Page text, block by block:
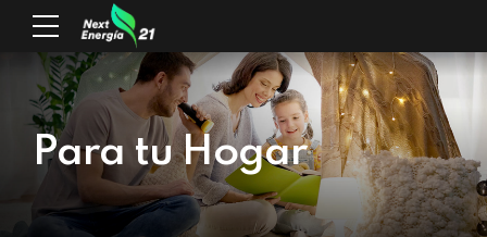
Para tu Hogar